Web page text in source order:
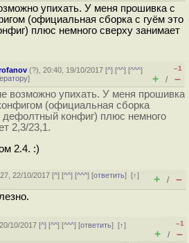
упихать. У меня прошивка с
(официальная сборка с гуём это
плюс немного сверху занимает
(?), 20:40, 19/10/2017 [^] [^^] [^^^]
]
–1
+ / –
возможно упихать. У меня прошивка
(официальная сборка
дефолтный конфиг) плюс немного
2,3/23,1.
2.4. :)
22/10/2017 [^] [^^] [^^^] [ответить][↑]
+ / –
10/2017 [^] [^^] [^^^] [ответить][↑]
–1
+ / –